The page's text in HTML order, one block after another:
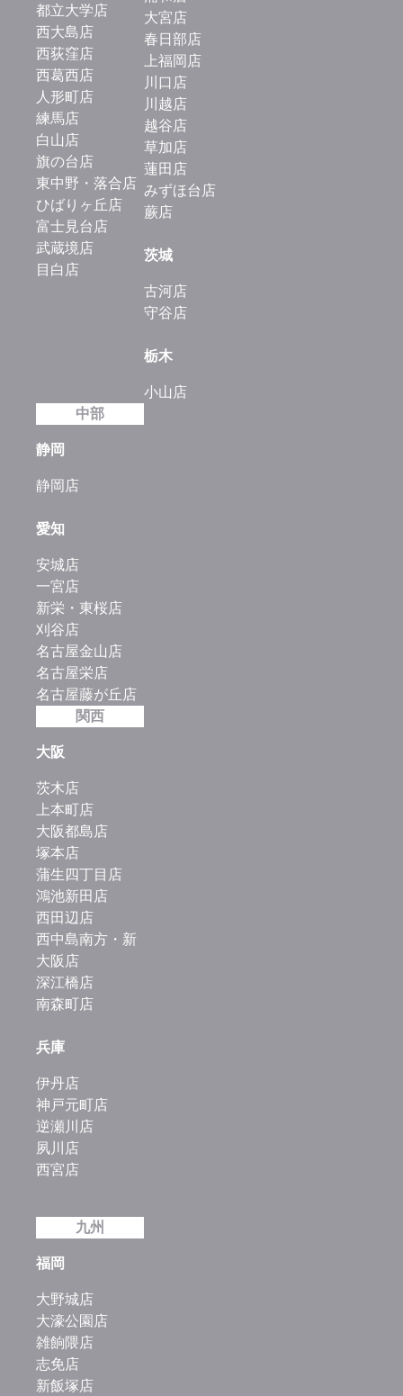
都立大学店
西大島店
西荻窪店
西葛西店
人形町店
練馬店
白山店
旗の台店
東中野・落合店
ひばりヶ丘店
富士見台店
武蔵境店
目白店
大宮店
春日部店
上福岡店
川口店
川越店
越谷店
草加店
蓮田店
みずほ台店
蕨店
茨城
古河店
守谷店
栃木
小山店
中部
静岡
静岡店
愛知
安城店
一宮店
新栄・東桜店
刈谷店
名古屋金山店
名古屋栄店
名古屋藤が丘店
関西
大阪
茨木店
上本町店
大阪都島店
塚本店
蒲生四丁目店
鴻池新田店
西田辺店
西中島南方・新
大阪店
深江橋店
南森町店
兵庫
伊丹店
神戸元町店
逆瀬川店
夙川店
西宮店
九州
福岡
大野城店
大濠公園店
雑餉隈店
志免店
新飯塚店